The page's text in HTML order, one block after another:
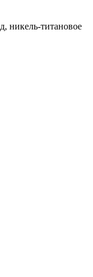
никель-титановое